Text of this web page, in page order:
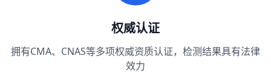
权威认证
拥有CMA、CNAS等多项权威资质认证，检测结果具有法律
效力